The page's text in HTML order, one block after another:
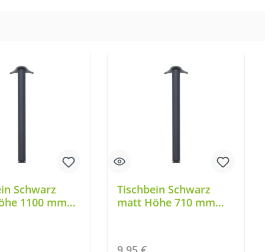
Schwarz
1100 mm
Preis:
Tischbein Schwarz
matt Höhe 710 mm
Regulärer Preis: